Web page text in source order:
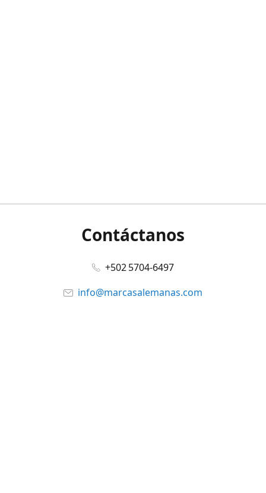
Contáctanos
+502 5704-6497
info@marcasalemanas.com